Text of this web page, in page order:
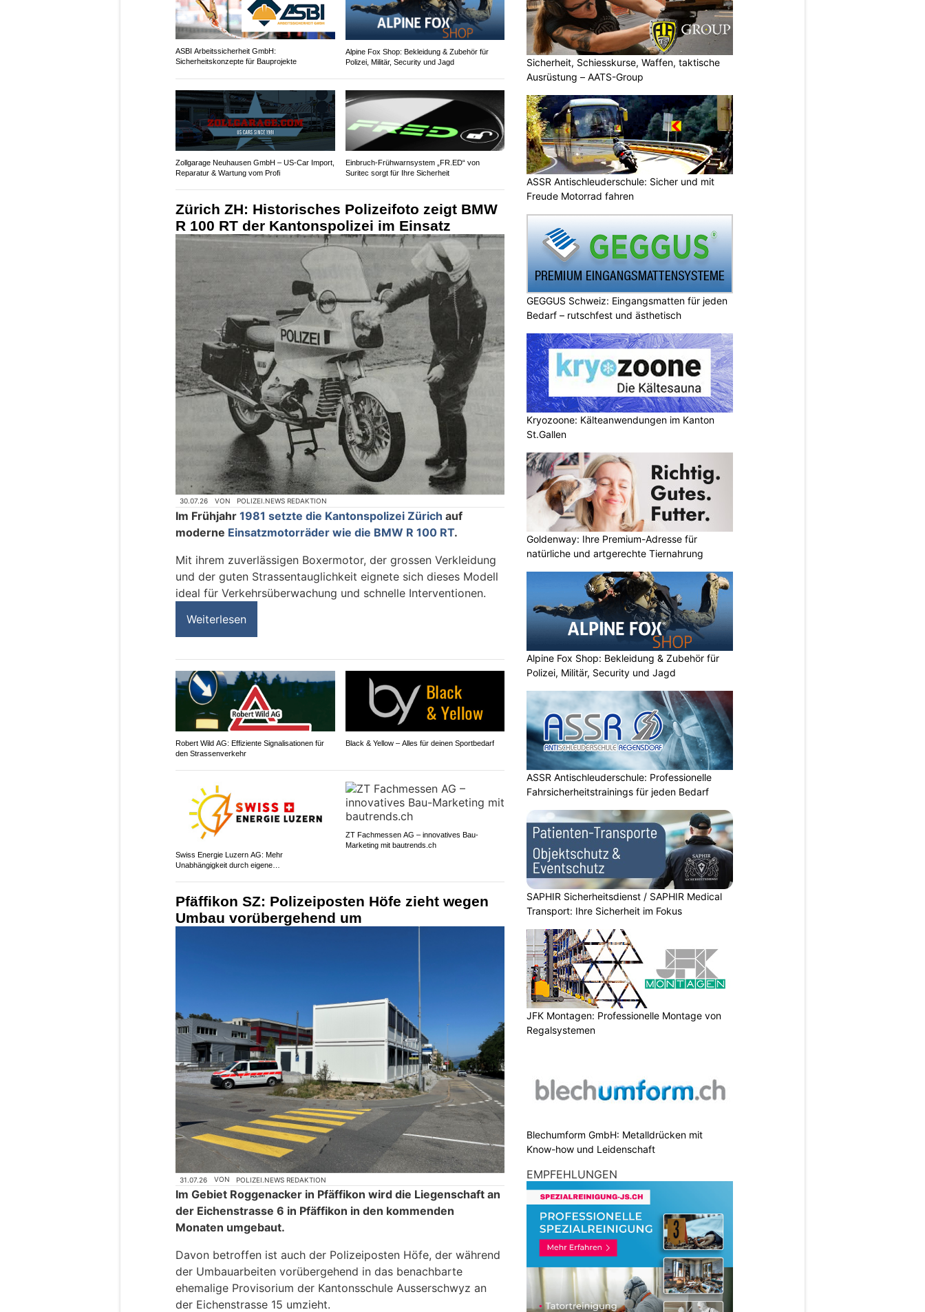
ASBI Arbeitssicherheit GmbH:
Sicherheitskonzepte für Bauprojekte
Alpine Fox Shop: Bekleidung & Zubehör für
Polizei, Militär, Security und Jagd
Zollgarage Neuhausen GmbH – US-Car Import,
Reparatur & Wartung vom Profi
Einbruch-Frühwarnsystem „FR.ED“ von
Suritec sorgt für Ihre Sicherheit
Zürich ZH: Historisches Polizeifoto zeigt BMW
R 100 RT der Kantonspolizei im Einsatz
30.07.26 VON POLIZEI.NEWS REDAKTION
Im Frühjahr 1981 setzte die Kantonspolizei Zürich auf
moderne Einsatzmotorräder wie die BMW R 100 RT.
Mit ihrem zuverlässigen Boxermotor, der grossen Verkleidung
und der guten Strassentauglichkeit eignete sich dieses Modell
ideal für Verkehrsüberwachung und schnelle Interventionen.
Weiterlesen
Robert Wild AG: Effiziente Signalisationen für
den Strassenverkehr
Black & Yellow – Alles für deinen Sportbedarf
Swiss Energie Luzern AG: Mehr
Unabhängigkeit durch eigene
ZT Fachmessen AG – innovatives Bau-
Marketing mit bautrends.ch
Pfäffikon SZ: Polizeiposten Höfe zieht wegen
Umbau vorübergehend um
31.07.26 VON POLIZEI.NEWS REDAKTION
Im Gebiet Roggenacker in Pfäffikon wird die Liegenschaft an
der Eichenstrasse 6 in Pfäffikon in den kommenden
Monaten umgebaut.
Davon betroffen ist auch der Polizeiposten Höfe, der während
der Umbauarbeiten vorübergehend in das benachbarte
ehemalige Provisorium der Kantonsschule Ausserschwyz an
der Eichenstrasse 15 umzieht.
Sicherheit, Schiesskurse, Waffen, taktische
Ausrüstung – AATS-Group
ASSR Antischleuderschule: Sicher und mit
Freude Motorrad fahren
GEGGUS Schweiz: Eingangsmatten für jeden
Bedarf – rutschfest und ästhetisch
Kryozoone: Kälteanwendungen im Kanton
St.Gallen
Goldenway: Ihre Premium-Adresse für
natürliche und artgerechte Tiernahrung
Alpine Fox Shop: Bekleidung & Zubehör für
Polizei, Militär, Security und Jagd
ASSR Antischleuderschule: Professionelle
Fahrsicherheitstrainings für jeden Bedarf
SAPHIR Sicherheitsdienst / SAPHIR Medical
Transport: Ihre Sicherheit im Fokus
JFK Montagen: Professionelle Montage von
Regalsystemen
Blechumform GmbH: Metalldrücken mit
Know-how und Leidenschaft
EMPFEHLUNGEN